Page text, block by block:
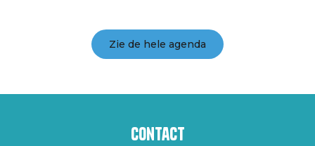
Zie de hele agenda
Contact